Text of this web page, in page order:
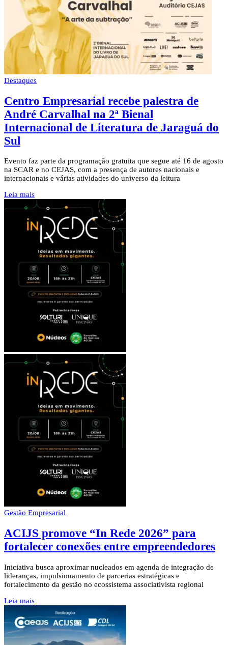
Destaques
Centro Empresarial recebe palestra de
André Carvalhal na 2ª Bienal
Internacional de Literatura de Jaraguá do
Sul
Evento faz parte da programação gratuita que segue até 16 de agosto
na SCAR e no CEJAS, com a presença de autores nacionais e
internacionais e várias atividades do universo da leitura
Leia mais
Gestão Empresarial
ACIJS promove “In Rede 2026” para
fortalecer conexões entre empreendedores
Iniciativa busca aproximar nucleados em agenda de integração de
lideranças, impulsionamento de parcerias estratégicas e
fortalecimento da gestão no ecossistema associativista regional
Leia mais